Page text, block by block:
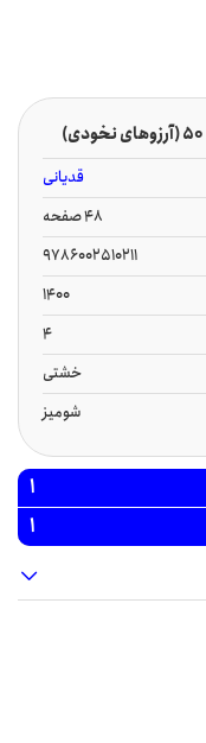
قدیانی
48 صفحه
9786002510211
1400
4
خشتی
شومیز
1
1